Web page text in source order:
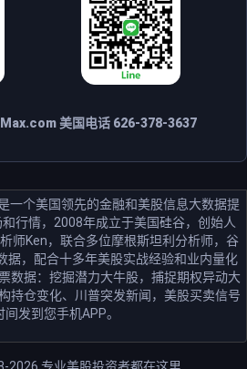
美国电话 626-378-3637
一个美国领先的金融和美股信息大数据提
行情，2008年成立于美国硅谷，创始人
师Ken，联合多位摩根斯坦利分析师，谷
据，配合十多年美股实战经验和业内量化
数据：挖掘潜力大牛股，捕捉期权异动大
持仓变化、川普突发新闻，美股买卖信号
间发到您手机APP。
2026 专业美股投资者都在这里